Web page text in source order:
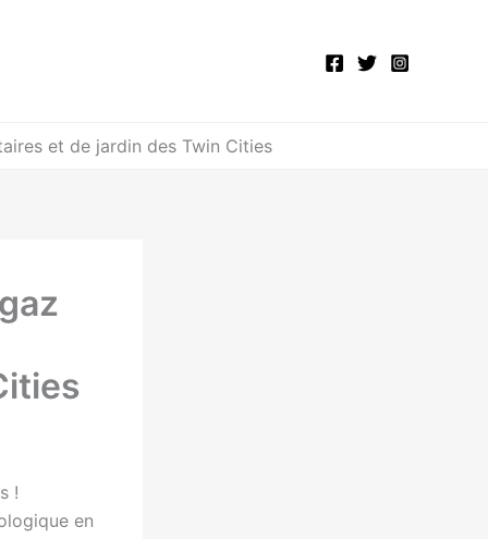
et de jardin des Twin Cities
!
en